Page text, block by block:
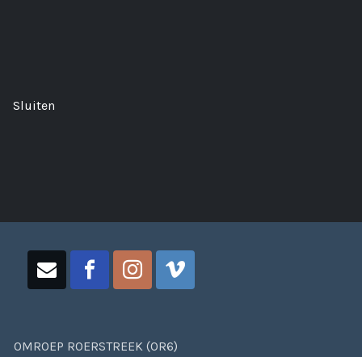
Sluiten
OMROEP ROERSTREEK (OR6)